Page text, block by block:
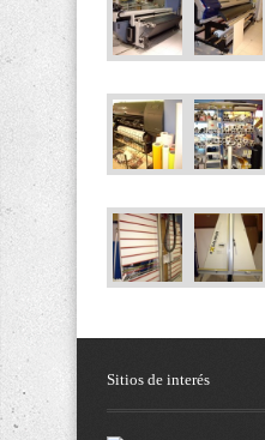
Sitios de interés